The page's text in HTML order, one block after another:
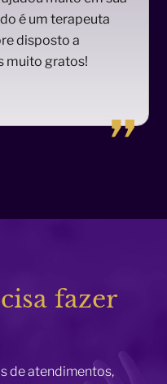
é um terapeuta
disposto a
muito gratos!
fazer
de atendimentos,